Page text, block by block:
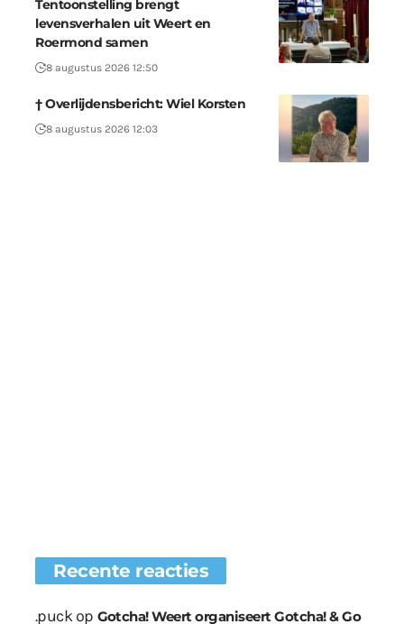
Tentoonstelling brengt
levensverhalen uit Weert en
Roermond samen
8 augustus 2026 12:50
† Overlijdensbericht: Wiel Korsten
8 augustus 2026 12:03
Recente reacties
.puckop Gotcha! Weert organiseert Gotcha! & Go